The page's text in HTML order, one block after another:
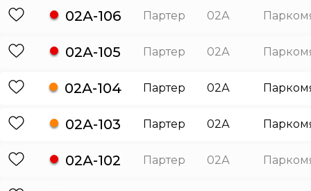
02А-106 Партер 02А
02А-105 Партер 02А
02А-104 Партер 02А
02А-103 Партер 02А
02А-102 Партер 02А